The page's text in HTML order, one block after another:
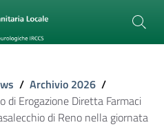
/ Archivio 2026 /
di Erogazione Diretta Farmaci
di Reno nella giornata